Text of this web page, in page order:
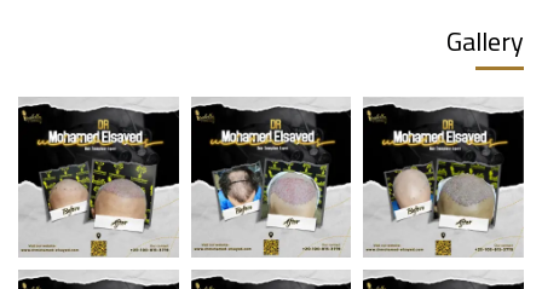
Gallery